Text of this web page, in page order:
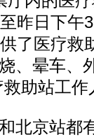
昨日下午
了医疗救
、晕车、
助站工作
京站都